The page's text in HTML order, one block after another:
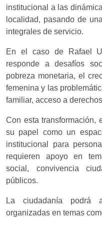
institucional a las
localidad, pasando de
integrales de servicio.
En el caso de Rafael
responde a desafíos
pobreza monetaria, el
femenina y las
familiar, acceso a
Con esta transformación,
su papel como un
institucional para
requieren apoyo en
social, convivencia
públicos.
La ciudadanía podrá
organizadas en temas